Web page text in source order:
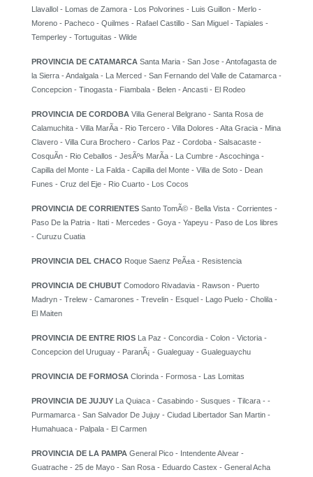
Llavallol - Lomas de Zamora - Los Polvorines - Luis Guillon - Merlo -
Moreno - Pacheco - Quilmes - Rafael Castillo - San Miguel - Tapiales -
Temperley - Tortuguitas - Wilde
PROVINCIA DE CATAMARCA Santa Maria - San Jose - Antofagasta de
la Sierra - Andalgala - La Merced - San Fernando del Valle de Catamarca -
Concepcion - Tinogasta - Fiambala - Belen - Ancasti - El Rodeo
PROVINCIA DE CORDOBA Villa General Belgrano - Santa Rosa de
Calamuchita - Villa MarÃ­a - Rio Tercero - Villa Dolores - Alta Gracia - Mina
Clavero - Villa Cura Brochero - Carlos Paz - Cordoba - Salsacaste -
CosquÃ­n - Rio Ceballos - JesÃºs MarÃ­a - La Cumbre - Ascochinga -
Capilla del Monte - La Falda - Capilla del Monte - Villa de Soto - Dean
Funes - Cruz del Eje - Rio Cuarto - Los Cocos
PROVINCIA DE CORRIENTES Santo TomÃ© - Bella Vista - Corrientes -
Paso De la Patria - Itati - Mercedes - Goya - Yapeyu - Paso de Los libres
- Curuzu Cuatia
PROVINCIA DEL CHACO Roque Saenz PeÃ±a - Resistencia
PROVINCIA DE CHUBUT Comodoro Rivadavia - Rawson - Puerto
Madryn - Trelew - Camarones - Trevelin - Esquel - Lago Puelo - Cholila -
El Maiten
PROVINCIA DE ENTRE RIOS La Paz - Concordia - Colon - Victoria -
Concepcion del Uruguay - ParanÃ¡ - Gualeguay - Gualeguaychu
PROVINCIA DE FORMOSA Clorinda - Formosa - Las Lomitas
PROVINCIA DE JUJUY La Quiaca - Casabindo - Susques - Tilcara - -
Purmamarca - San Salvador De Jujuy - Ciudad Libertador San Martin -
Humahuaca - Palpala - El Carmen
PROVINCIA DE LA PAMPA General Pico - Intendente Alvear -
Guatrache - 25 de Mayo - San Rosa - Eduardo Castex - General Acha